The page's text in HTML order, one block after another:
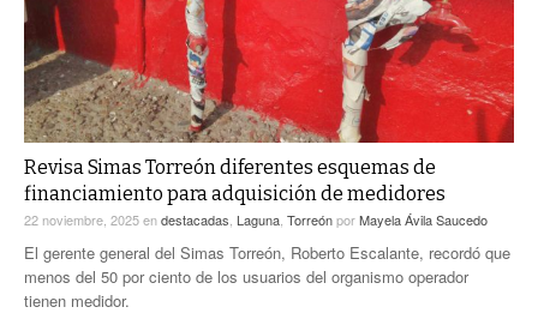
EXA INFORMA
CONTEXTOS
TRAYECTO LAGUNA
A MEDIA MAÑANA
A TODA LEY
ENTRE LAGUNEROS
DIÁLOGOS CON LA HISTORIA
TWEETS AND BEATS
LA MEJOR 97.1 ESTÉREO GALLITO
ACTUALIDADES GREM
PULSO
Revisa Simas Torreón diferentes esquemas de
financiamiento para adquisición de medidores
22 noviembre, 2025endestacadas Laguna TorreónporMayela Ávila Saucedo
El gerente general del Simas Torreón, Roberto Escalante, recordó que
menos del 50 por ciento de los usuarios del organismo operador
tienen medidor.